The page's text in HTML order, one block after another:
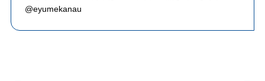
@eyumekanau